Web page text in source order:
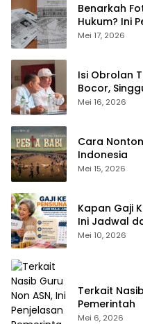
Benarkah
Hukum? Ini
Mei 17, 2026
Isi Obrolan
Bocor,
Mei 16, 2026
Cara
Indonesia
Mei 15, 2026
Kapan Gaji
Ini Jadwal
Mei 10, 2026
Terkait
Pemerintah
Mei 6, 2026